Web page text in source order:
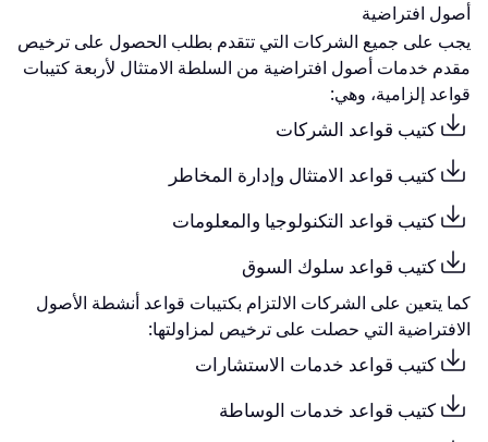
أصول افتراضية
يجب على جميع الشركات التي تتقدم بطلب الحصول على ترخيص
مقدم خدمات أصول افتراضية من السلطة الامتثال لأربعة كتيبات
قواعد إلزامية، وهي:
كتيب قواعد الشركات
كتيب قواعد الامتثال وإدارة المخاطر
كتيب قواعد التكنولوجيا والمعلومات
كتيب قواعد سلوك السوق
كما يتعين على الشركات الالتزام بكتيبات قواعد أنشطة الأصول
الافتراضية التي حصلت على ترخيص لمزاولتها:
كتيب قواعد خدمات الاستشارات
كتيب قواعد خدمات الوساطة